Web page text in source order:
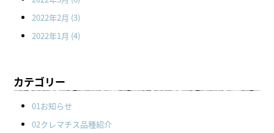
2022年2月 (3)
2022年1月 (4)
カテゴリー
01お知らせ
02クレマチス品種紹介